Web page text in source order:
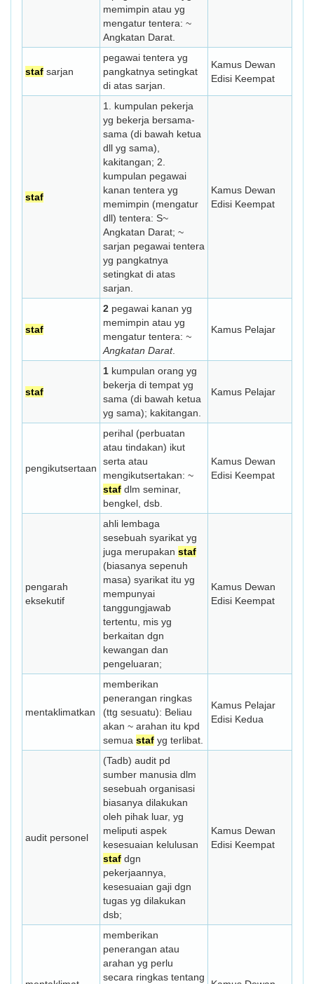
memimpin atau yg
mengatur tentera: ~
Angkatan Darat.
staf sarjan
pegawai tentera yg
pangkatnya setingkat
di atas sarjan.
Kamus Dewan
Edisi Keempat
staf
1. kumpulan pekerja
yg bekerja bersama-
sama (di bawah ketua
dll yg sama),
kakitangan; 2.
kumpulan pegawai
kanan tentera yg
memimpin (mengatur
dll) tentera: S~
Angkatan Darat; ~
sarjan pegawai tentera
yg pangkatnya
setingkat di atas
sarjan.
Kamus Dewan
Edisi Keempat
staf
2 pegawai kanan yg
memimpin atau yg
mengatur tentera: ~
Angkatan Darat.
Kamus Pelajar
staf
1 kumpulan orang yg
bekerja di tempat yg
sama (di bawah ketua
yg sama); kakitangan.
Kamus Pelajar
pengikutsertaan
perihal (perbuatan
atau tindakan) ikut
serta atau
mengikutsertakan: ~
staf dlm seminar,
bengkel, dsb.
Kamus Dewan
Edisi Keempat
pengarah
eksekutif
ahli lembaga
sesebuah syarikat yg
juga merupakan staf
(biasanya sepenuh
masa) syarikat itu yg
mempunyai
tanggungjawab
tertentu, mis yg
berkaitan dgn
kewangan dan
pengeluaran;
Kamus Dewan
Edisi Keempat
mentaklimat­kan
memberikan
penerangan ringkas
(ttg sesuatu): Beliau
akan ~ arahan itu kpd
semua staf yg terlibat.
Kamus Pelajar
Edisi Kedua
audit personel
(Tadb) audit pd
sumber manusia dlm
sesebuah organisasi
biasanya dilakukan
oleh pihak luar, yg
meliputi aspek
kesesuaian kelulusan
staf dgn
pekerjaannya,
kesesuaian gaji dgn
tugas yg dilakukan
dsb;
Kamus Dewan
Edisi Keempat
memberikan
penerangan atau
arahan yg perlu
secara ringkas tentang